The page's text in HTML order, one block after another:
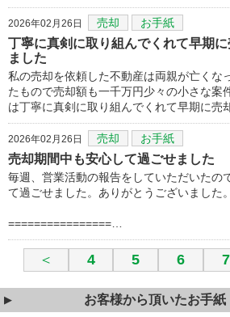
2026年02月26日 売却 お手紙
丁寧に真剣に取り組んでくれて早期
ました
私の売却を依頼した不動産は両親が亡くな
たもので売却額も一千万円少々の小さな案
は丁寧に真剣に取り組んでくれて早期に売
2026年02月26日 売却 お手紙
売却期間中も安心して過ごせました
毎週、営業活動の報告をしていただいたの
て過ごせました。ありがとうございました。
================…
＜ 4 5 6 7
お客様から頂いたお手紙